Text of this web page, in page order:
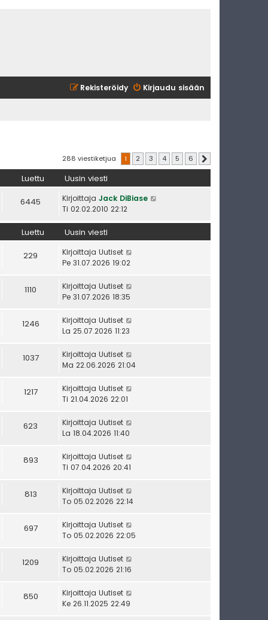
Kirjaudu sisään
Rekisteröidy
288 viestiketjua 1 2 3 4 5 6
Luettu Uusin viesti
6445 Kirjoittaja Jack DiBiase
Ti 02.02.2010 22:12
Luettu Uusin viesti
229 Kirjoittaja Uutiset
Pe 31.07.2026 19:02
1110 Kirjoittaja Uutiset
Pe 31.07.2026 18:35
1246 Kirjoittaja Uutiset
La 25.07.2026 11:23
1037 Kirjoittaja Uutiset
Ma 22.06.2026 21:04
1217 Kirjoittaja Uutiset
Ti 21.04.2026 22:01
623 Kirjoittaja Uutiset
La 18.04.2026 11:40
893 Kirjoittaja Uutiset
Ti 07.04.2026 20:41
813 Kirjoittaja Uutiset
To 05.02.2026 22:14
697 Kirjoittaja Uutiset
To 05.02.2026 22:05
1209 Kirjoittaja Uutiset
To 05.02.2026 21:16
850 Kirjoittaja Uutiset
Ke 26.11.2025 22:49